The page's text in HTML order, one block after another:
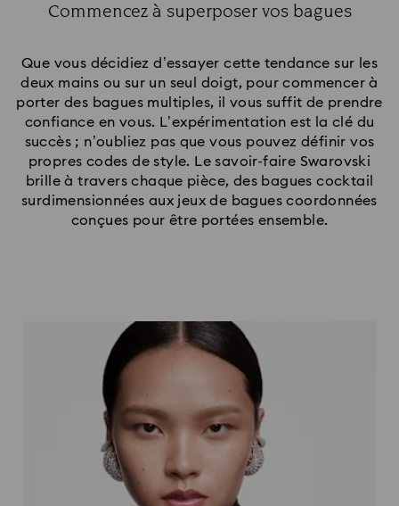
Commencez à superposer vos bagues
Que vous décidiez d’essayer cette tendance sur les
deux mains ou sur un seul doigt, pour commencer à
porter des bagues multiples, il vous suffit de prendre
confiance en vous. L’expérimentation est la clé du
succès ; n’oubliez pas que vous pouvez définir vos
propres codes de style. Le savoir-faire Swarovski
brille à travers chaque pièce, des bagues cocktail
surdimensionnées aux jeux de bagues coordonnées
conçues pour être portées ensemble.